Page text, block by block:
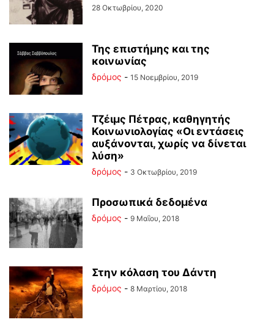
28 Οκτωβρίου, 2020
Της επιστήμης και της
κοινωνίας
δρόμος - 15 Νοεμβρίου, 2019
Τζέιμς Πέτρας, καθηγητής
Κοινωνιολογίας «Οι εντάσεις
αυξάνονται, χωρίς να δίνεται
λύση»
δρόμος - 3 Οκτωβρίου, 2019
Προσωπικά δεδομένα
δρόμος - 9 Μαΐου, 2018
Στην κόλαση του Δάντη
δρόμος - 8 Μαρτίου, 2018